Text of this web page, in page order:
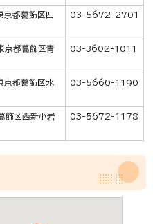
都葛飾区四
03-5672-2701
都葛飾区青
03-3602-1011
都葛飾区水
03-5660-1190
区西新小岩
03-5672-1178